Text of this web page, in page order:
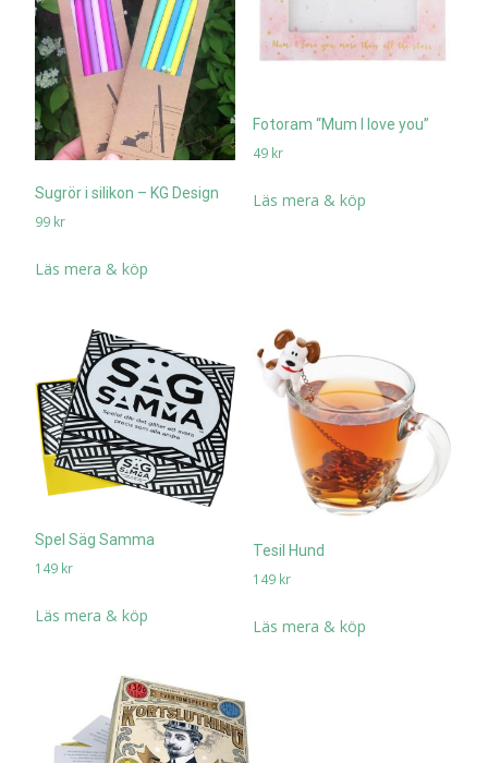
Sugrör i silikon – KG Design
99 kr
Läs mera & köp
Fotoram “Mum I love you”
49 kr
Läs mera & köp
Spel Säg Samma
149 kr
Läs mera & köp
Tesil Hund
149 kr
Läs mera & köp